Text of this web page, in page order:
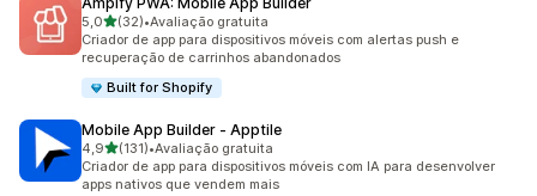
5,0de 5 estrelas
(32)
32 avaliações ao todo
•Avaliação gratuita
Criador de app para dispositivos móveis com alertas push e
recuperação de carrinhos abandonados
Built for Shopify
Mobile App Builder ‑ Apptile
4,9de 5 estrelas
(131)
131 avaliações ao todo
•Avaliação gratuita
Criador de app para dispositivos móveis com IA para desenvolver
apps nativos que vendem mais